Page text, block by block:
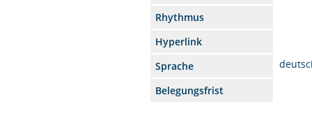
Rhythmus
Hyperlink
Sprache
Belegungsfrist